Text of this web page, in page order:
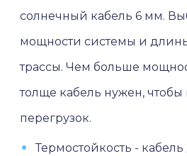
солнечный кабель 6 мм.
мощности системы и
трассы. Чем больше
толще кабель нужен, чтобы
перегрузок.
Термостойкость -